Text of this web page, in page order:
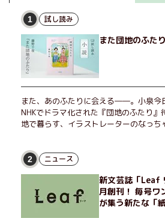
1 試し読み
また団地のふた
また、あのふたりに会える――。小泉今
NHKでドラマ化された『団地のふたり
地で暮らす、イラストレーターのなっち
げたり、部屋でふたりだけの「台湾映画
独身、幼なじみの変わらぬ友情とささや
2 ニュース
新文芸誌「Leaf
月創刊！ 毎号ワ
が集う新たな「